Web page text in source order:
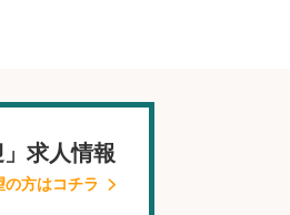
」求人情報
の方はコチラ